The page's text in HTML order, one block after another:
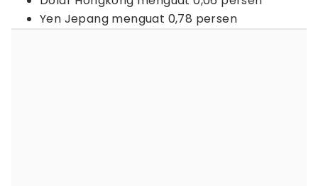
Yen Jepang menguat 0,78 persen